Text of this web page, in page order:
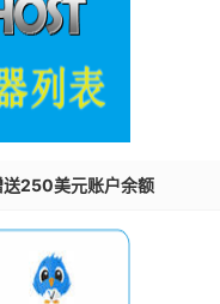
250美元账户余额